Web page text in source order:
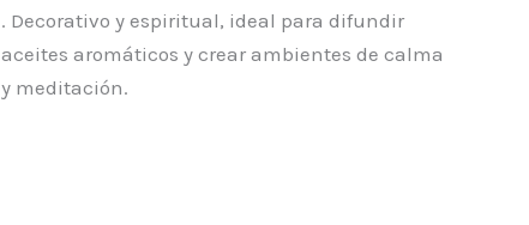
. Decorativo y espiritual, ideal para difundir
aceites aromáticos y crear ambientes de calma
y meditación.